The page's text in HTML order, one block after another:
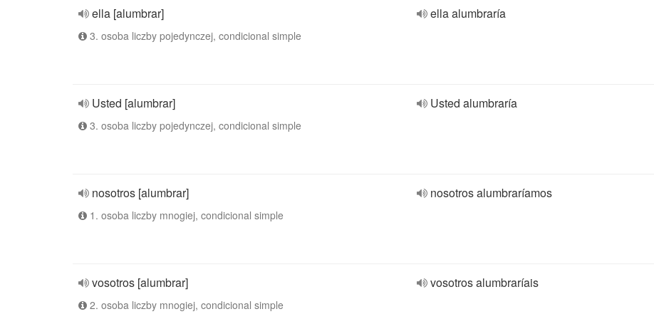
ella [alumbrar]
3. osoba liczby pojedynczej, condicional simple
ella alumbraría
Usted [alumbrar]
3. osoba liczby pojedynczej, condicional simple
Usted alumbraría
nosotros [alumbrar]
1. osoba liczby mnogiej, condicional simple
nosotros alumbraríamos
vosotros [alumbrar]
2. osoba liczby mnogiej, condicional simple
vosotros alumbraríais